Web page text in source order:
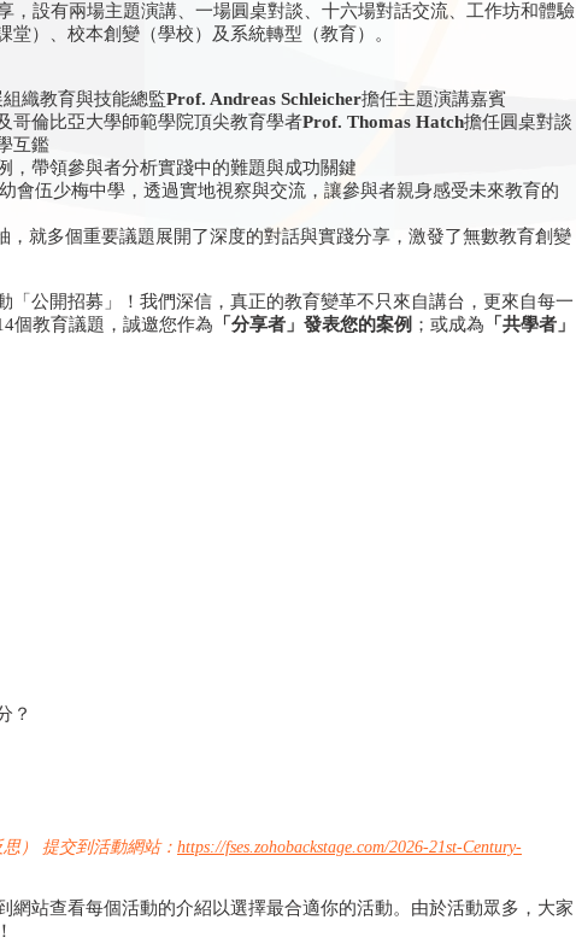
，設有兩場主題演講、一場圓桌對談、十六場對話交流、工作坊和體驗
）、校本創變（學校）及系統轉型（教育）。
織教育與技能總監Prof. Andreas Schleicher擔任主題演講嘉賓
哥倫比亞大學師範學院頂尖教育學者Prof. Thomas Hatch擔任圓桌對談
互鑑
，帶領參與者分析實踐中的難題與成功關鍵
會伍少梅中學，透過實地視察與交流，讓參與者親身感受未來教育的
就多個重要議題展開了深度的對話與實踐分享，激發了無數教育創變
公開招募」！我們深信，真正的教育變革不只來自講台，更來自每一
個教育議題，誠邀您作為 「分享者」發表您的案例 ；或成為 「共學者」
？
） 提交到活動網站： https://fses.zohobackstage.com/2026-21st-Century-
站查看每個活動的介紹以選擇最合適你的活動。由於活動眾多，大家